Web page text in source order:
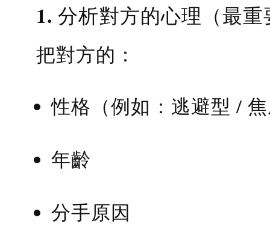
1. 分析對方的心理（最
把對方的：
性格（例如：逃避型 /
年齡
分手原因